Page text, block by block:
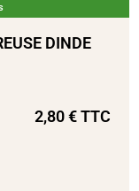
DINDE
2,80€TTC